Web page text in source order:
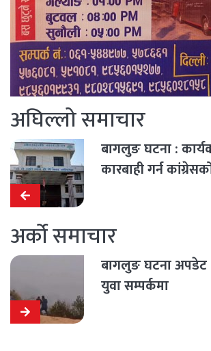
अघिल्लो समाचार
बागलुङ घटना :
कारबाही गर्न
अर्को समाचार
बागलुङ घटना अपडेट
युवा सम्पर्कमा